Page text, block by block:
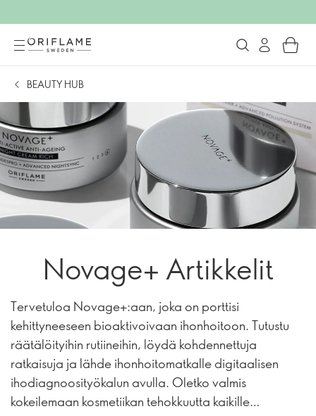
BEAUTY HUB
Novage+ Artikkelit
Tervetuloa Novage+:aan, joka on porttisi
kehittyneeseen bioaktivoivaan ihonhoitoon. Tutustu
räätälöityihin rutiineihin, löydä kohdennettuja
ratkaisuja ja lähde ihonhoitomatkalle digitaalisen
ihodiagnoosityökalun avulla. Oletko valmis
kokeilemaan kosmetiikan tehokkuutta kaikille